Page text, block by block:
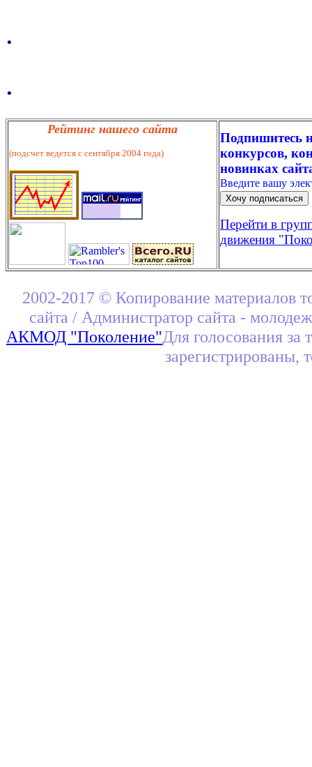
.
.
Рейтинг нашего сайта
(подсчет ведется с сентября 2004 года)
Подпишитесь
конкурсов,
новинках
Введите вашу
Перейти в
движения
2002-2017 © Копирование материалов
сайта / Администратор сайта -
АКМОД "Поколение"Для голосования за
зарегистрированы,